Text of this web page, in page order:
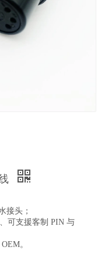
接头；
可支援客制 PIN 与
。